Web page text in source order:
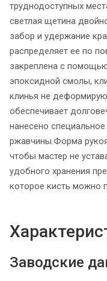
труднодоступных
светлая щетина
забор и удержание
распределяет ее по
закреплена с
эпоксидной смолы,
клинья не
обеспечивает
нанесено
ржавчины.Форма
чтобы мастер не
удобного хранения
которое кисть можно
Заводские